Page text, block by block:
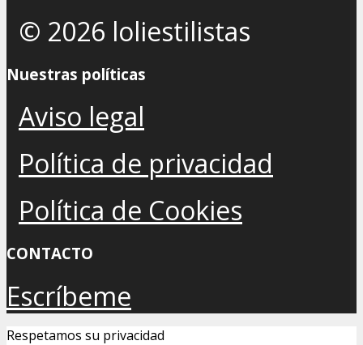
© 2026 loliestilistas
Nuestras políticas
Aviso legal
Política de privacidad
Política de Cookies
CONTACTO
Escríbeme
Respetamos su privacidad